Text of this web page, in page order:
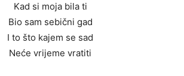
Kad si moja bila ti
Bio sam sebični gad
I to što kajem se sad
Neće vrijeme vratiti